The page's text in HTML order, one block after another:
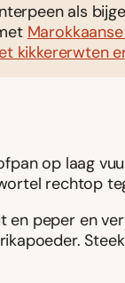
als
kikkererwten
op laag
rechtop
peper en